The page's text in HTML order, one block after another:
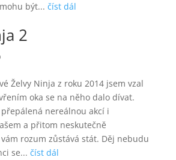
být... číst dál
2
Želvy Ninja z roku 2014 jsem vzal
oka se na něho dalo dívat.
nereálnou akcí i
a přitom neskutečně
rozum zůstává stát. Děj nebudu
se... číst dál